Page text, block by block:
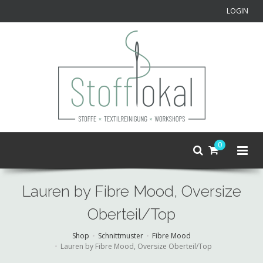
LOGIN
0
Lauren by Fibre Mood, Oversize
Oberteil/Top
Shop Schnittmuster
Fibre Mood
Lauren by Fibre Mood, Oversize Oberteil/Top